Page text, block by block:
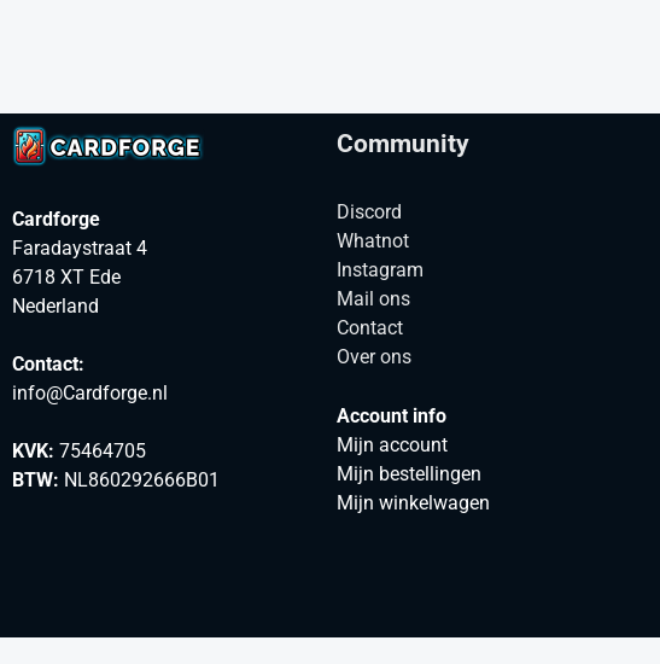
Cardforge
Faradaystraat 4
6718 XT Ede
Nederland
Contact:
info@Cardforge.nl
KVK: 75464705
BTW: NL860292666B01
Community
Discord
Whatnot
Instagram
Mail ons
Contact
Over ons
Account info
Mijn account
Mijn bestellingen
Mijn winkelwagen